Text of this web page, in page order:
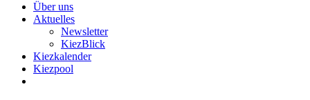
Über uns
Aktuelles
Newsletter
KiezBlick
Kiezkalender
Kiezpool